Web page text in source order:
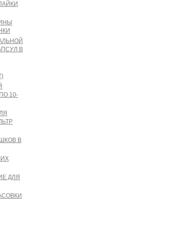
В
10-
В
ДЛЯ